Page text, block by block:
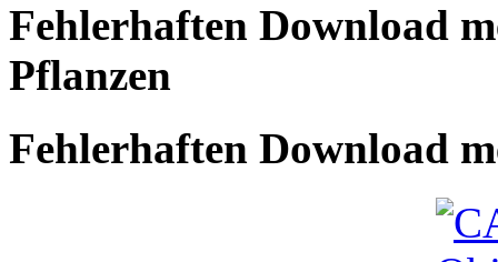
Fehlerhaften Download
Pflanzen
Fehlerhaften Download